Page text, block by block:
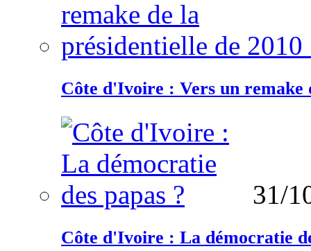
Côte d'Ivoire : Vers un remake
31/
Côte d'Ivoire : La démocratie